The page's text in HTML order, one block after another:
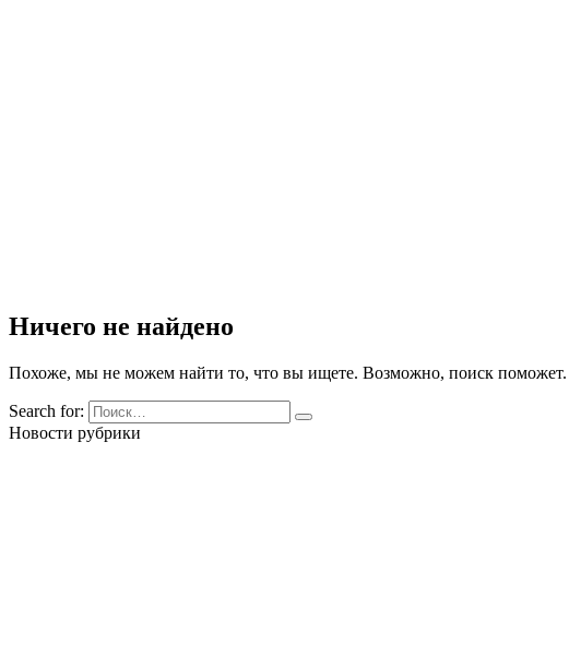
Ничего не найдено
Похоже, мы не можем найти то, что вы ищете. Возможно, поиск поможет.
Search for:
Новости рубрики